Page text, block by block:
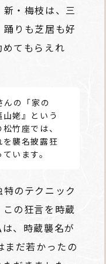
・梅枝は、三
りも芝居も好
てもらえれ
んの「家の
姥』という
竹座では、
襲名披露狂
います。
のテクニック
の狂言を時蔵
、時蔵襲名が
まだ若かったの